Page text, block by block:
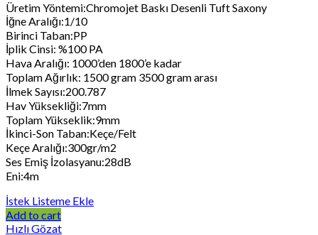
Üretim Yöntemi:Chromojet Baskı Desenli Tuft Saxony
İğne Aralığı:1/10
Birinci Taban:PP
İplik Cinsi: %100 PA
Hava Aralığı: 1000’den 1800’e kadar
Toplam Ağırlık: 1500 gram 3500 gram arası
İlmek Sayısı:200.787
Hav Yüksekliği:7mm
Toplam Yükseklik:9mm
İkinci-Son Taban:Keçe/Felt
Keçe Aralığı:300gr/m2
Ses Emiş İzolasyanu:28dB
Eni:4m
İstek Listeme Ekle
Add to cart
Hızlı Gözat